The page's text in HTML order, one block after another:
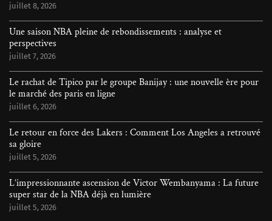
juillet 8, 2026
Une saison NBA pleine de rebondissements : analyse et
perspectives
juillet 7, 2026
Le rachat de Tipico par le groupe Banijay : une nouvelle ère pour
le marché des paris en ligne
juillet 6, 2026
Le retour en force des Lakers : Comment Los Angeles a retrouvé
sa gloire
juillet 5, 2026
L’impressionnante ascension de Victor Wembanyama : La future
super star de la NBA déjà en lumière
juillet 5, 2026